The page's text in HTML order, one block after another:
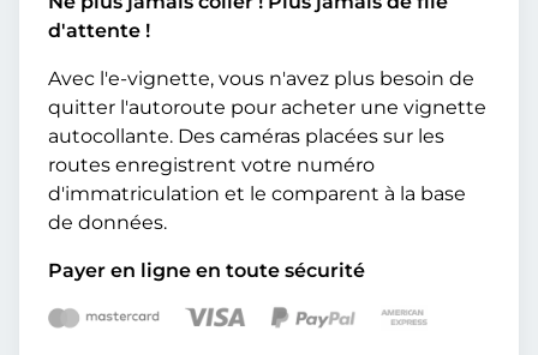
d'attente !
Avec l'e-vignette, vous n'avez plus besoin de
quitter l'autoroute pour acheter une vignette
autocollante. Des caméras placées sur les
routes enregistrent votre numéro
d'immatriculation et le comparent à la base
de données.
Payer en ligne en toute sécurité